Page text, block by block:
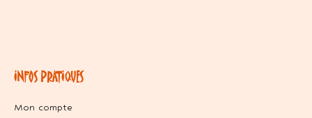
INFOS PRATIQUES
Mon compte